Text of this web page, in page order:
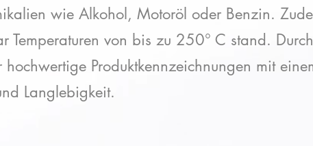
wie Alkohol, Motoröl oder Benzin.
Temperaturen von bis zu 250° C stand.
Produktkennzeichnungen mit
Langlebigkeit.